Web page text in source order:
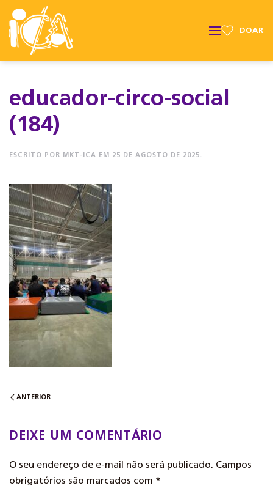
DOAR
educador-circo-social
(184)
ESCRITO POR MKT-ICA EM 25 DE AGOSTO DE 2025
ANTERIOR
DEIXE UM COMENTÁRIO
O seu endereço de e-mail não será publicado. Campos
obrigatórios são marcados com *